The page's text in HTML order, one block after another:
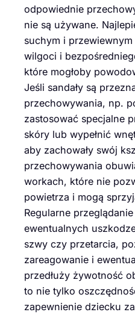
odpowiednie
nie są używane.
suchym i
wilgoci i
które mogłoby
Jeśli sandały są
przechowywania, np.
zastosować specjalne
skóry lub wypełnić
aby zachowały swój
przechowywania
workach, które nie
powietrza i mogą
Regularne
ewentualnych
szwy czy przetarcia,
zareagowanie i
przedłuży żywotność
to nie tylko
zapewnienie dziecku